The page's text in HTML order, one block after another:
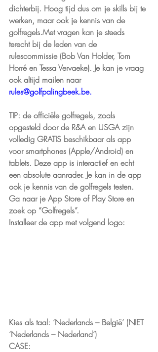
dichterbij. Hoog tijd dus om je skills bij te
werken, maar ook je kennis van de
golfregels.Met vragen kan je steeds
terecht bij de leden van de
rulescommissie (Bob Van Holder, Tom
Horré en Tessa Vervaeke). Je kan je vraag
ook altijd mailen naar
rules@golfpalingbeek.be.
TIP: de officiële golfregels, zoals
opgesteld door de R&A en USGA zijn
volledig GRATIS beschikbaar als app
voor smartphones (Apple/Android) en
tablets. Deze app is interactief en echt
een absolute aanrader. Je kan in de app
ook je kennis van de golfregels testen.
Ga naar je App Store of Play Store en
zoek op “Golfregels”.
Installeer de app met volgend logo:
Kies als taal: ‘Nederlands – België’ (NIET
‘Nederlands – Nederland’)
CASE: